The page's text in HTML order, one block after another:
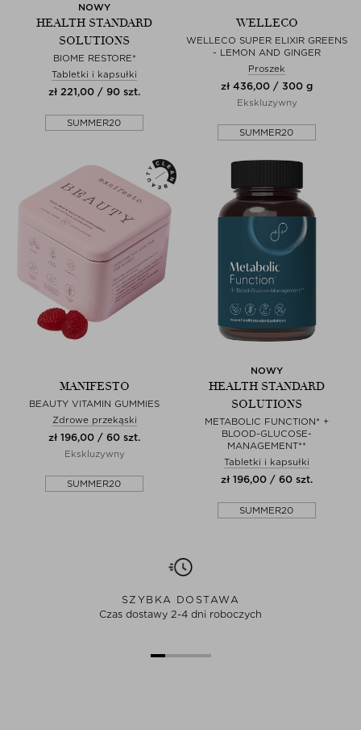
NOWY
HEALTH STANDARD
SOLUTIONS
BIOME RESTORE*
Tabletki i kapsułki
zł 221,00 / 90 szt.
SUMMER20
WELLECO
WELLECO SUPER ELIXIR GREENS
- LEMON AND GINGER
Proszek
zł 436,00 / 300 g
Ekskluzywny
SUMMER20
MANIFESTO
BEAUTY VITAMIN GUMMIES
Zdrowe przekąski
zł 196,00 / 60 szt.
Ekskluzywny
SUMMER20
NOWY
HEALTH STANDARD
SOLUTIONS
METABOLIC FUNCTION* +
BLOOD-GLUCOSE-
MANAGEMENT**
Tabletki i kapsułki
zł 196,00 / 60 szt.
SUMMER20
SZYBKA DOSTAWA
Czas dostawy 2-4 dni roboczych